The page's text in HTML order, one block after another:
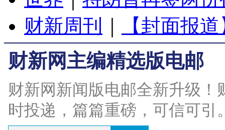
财新周刊
【封面报
财新网主编精选版电邮
财新网新闻版电邮全新升级
时投递，篇篇重磅，可信可引